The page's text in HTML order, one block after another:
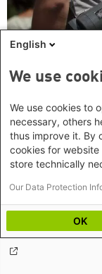
Dossier
Unsere
Rechtspopulismus,
English
We use
We use cookies to
necessary, others
thus improve it. By
cookies for
store technically
Our Data Protection
OK